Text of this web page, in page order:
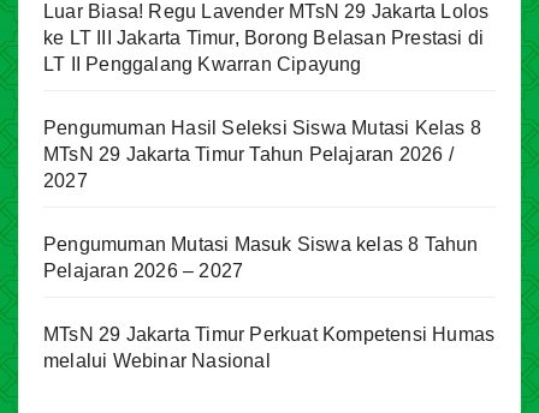
Luar Biasa! Regu Lavender MTsN 29 Jakarta Lolos
ke LT III Jakarta Timur, Borong Belasan Prestasi di
LT II Penggalang Kwarran Cipayung
Pengumuman Hasil Seleksi Siswa Mutasi Kelas 8
MTsN 29 Jakarta Timur Tahun Pelajaran 2026 /
2027
Pengumuman Mutasi Masuk Siswa kelas 8 Tahun
Pelajaran 2026 – 2027
MTsN 29 Jakarta Timur Perkuat Kompetensi Humas
melalui Webinar Nasional